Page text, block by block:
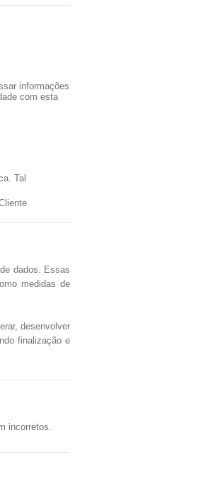
informações
com esta
Tal
dados. Essas
medidas de
desenvolver
finalização e
incorretos.